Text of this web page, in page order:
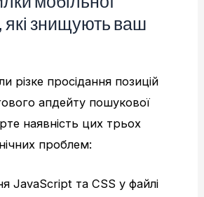
які знищують ваш
різке просідання позицій
апдейту пошукової
наявність цих трьох
проблем:
JavaScript та CSS у файлі